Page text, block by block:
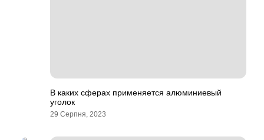
В каких сферах применяется алюминиевый
уголок
29 Серпня, 2023